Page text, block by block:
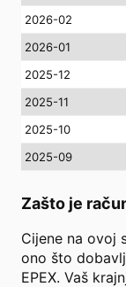
2026-02
2026-01
2025-12
2025-11
2025-10
2025-09
Zašto je
Cijene na ovoj
ono što
EPEX. Vaš